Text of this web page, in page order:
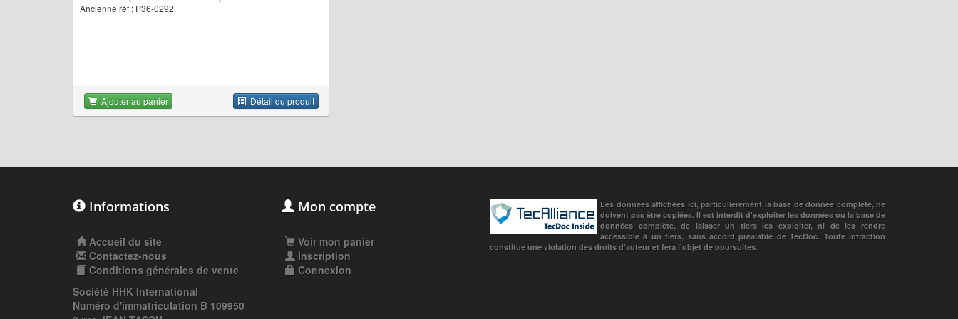
Ancienne réf : P36-0292
Ajouter au panier Détail du produit
Informations
Accueil du site
Contactez-nous
Conditions générales de vente
Société HHK International
Numéro d'immatriculation B 109950
Mon compte
Voir mon panier
Inscription
Connexion
Les données affichées ici, particulièrement la base de donnée complète, ne
doivent pas être copiées. Il est interdit d'exploiter les données ou la base de
données complète, de laisser un tiers les exploiter, ni de les rendre
accessible à un tiers, sans accord préalable de TecDoc. Toute infraction
constitue une violation des droits d'auteur et fera l'objet de poursuites.